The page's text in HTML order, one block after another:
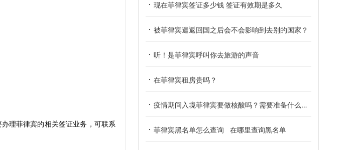
理菲律宾的相关签证业务，可联系
现在菲律宾签证多少钱 签证有效期是多久
被菲律宾遣返回国之后会不会影响到去别的国家？
听！是菲律宾呼叫你去旅游的声音
在菲律宾租房贵吗？
疫情期间入境菲律宾要做核酸吗？需要准备什么材料？
菲律宾黑名单怎么查询 在哪里查询黑名单